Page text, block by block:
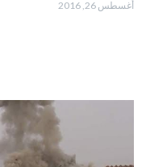
أغسطس 26, 2016